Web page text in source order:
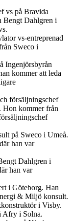
vs på Bravida
Bengt Dahlgren i
vs-entreprenad
Sweco i
Ingenjörsbyrån
kommer att leda
försäljningschef
Hon kommer från
på Sweco i Umeå.
han var
Dahlgren i
han var
i Göteborg. Han
& Miljö konsult.
i Visby.
Afry i Solna.